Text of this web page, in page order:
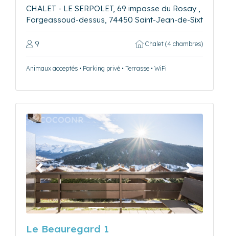
CHALET - LE SERPOLET, 69 impasse du Rosay ,
Forgeassoud-dessus, 74450 Saint-Jean-de-Sixt
9 Chalet (4 chambres)
Animaux acceptés • Parking privé • Terrasse • WiFi
Précédent Suivant
Le Beauregard 1